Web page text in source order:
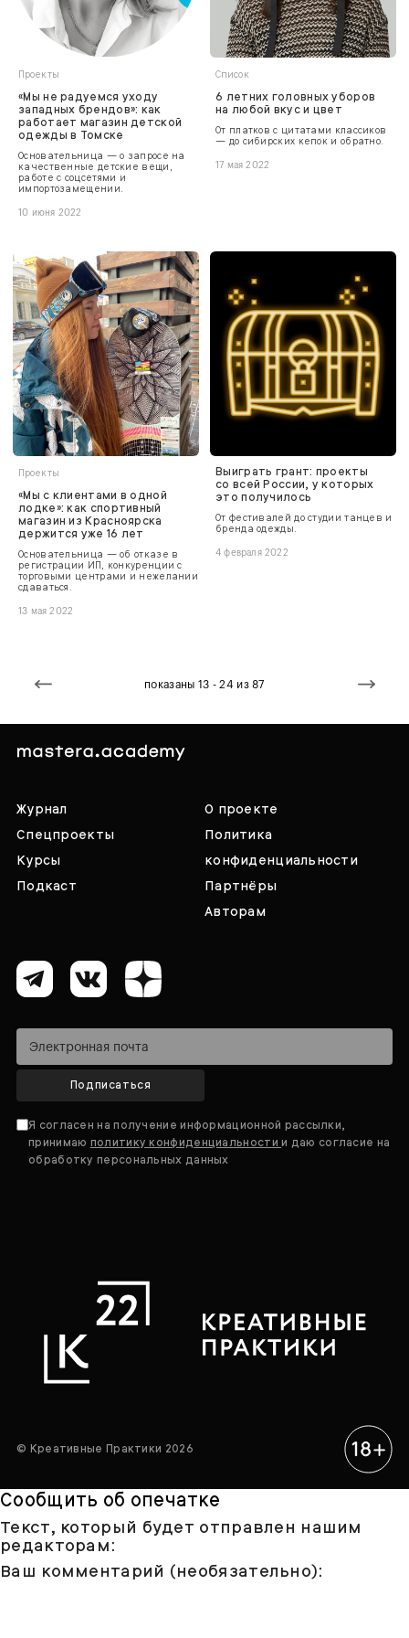
Проекты
«Мы не радуемся уходу
западных брендов»: как
работает магазин детской
одежды в Томске
Основательница — о запросе на
качественные детские вещи,
работе с соцсетями и
импортозамещении.
10 июня 2022
Список
6 летних головных уборов
на любой вкус и цвет
От платков с цитатами классиков
— до сибирских кепок и обратно.
17 мая 2022
Проекты
«Мы с клиентами в одной
лодке»: как спортивный
магазин из Красноярска
держится уже 16 лет
Основательница — об отказе в
регистрации ИП, конкуренции с
торговыми центрами и нежелании
сдаваться.
13 мая 2022
Выиграть грант: проекты
со всей России, у которых
это получилось
От фестивалей до студии танцев и
бренда одежды.
4 февраля 2022
показаны 13 - 24 из 87
Журнал
Спецпроекты
Курсы
Подкаст
О проекте
Политика
конфиденциальности
Партнёры
Авторам
Подписаться
Я согласен на получение информационной рассылки,
принимаю политику конфиденциальностии даю согласие на
обработку персональных данных
© Креативные Практики 2026
Сообщить об опечатке
Текст, который будет отправлен нашим
редакторам:
Ваш комментарий (необязательно):